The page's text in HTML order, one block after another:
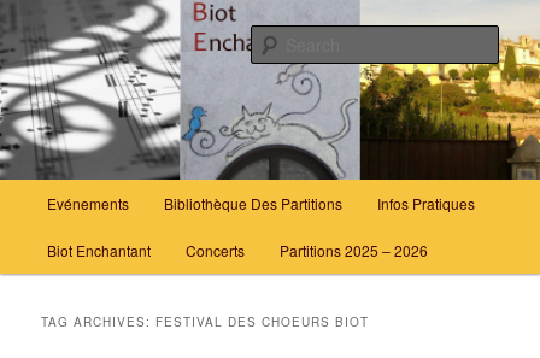
to
primary
content
to
secondary
contentBiot Enchantant
Partageons le plaisir de chanter ensemble.
Evénements Bibliothèque Des Partitions Infos Pratiques
Biot Enchantant Concerts Partitions 2025 – 2026
TAG ARCHIVES: FESTIVAL DES CHOEURS BIOT